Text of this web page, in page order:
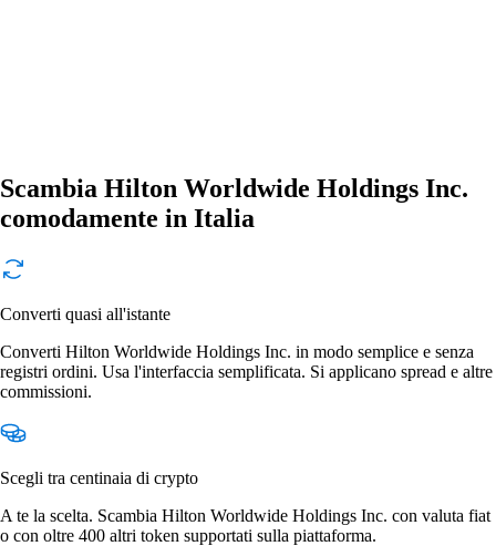
Scambia Hilton Worldwide Holdings Inc.
comodamente in Italia
Converti quasi all'istante
Converti Hilton Worldwide Holdings Inc. in modo semplice e senza
registri ordini. Usa l'interfaccia semplificata. Si applicano spread e altre
commissioni.
Scegli tra centinaia di crypto
A te la scelta. Scambia Hilton Worldwide Holdings Inc. con valuta fiat
o con oltre 400 altri token supportati sulla piattaforma.